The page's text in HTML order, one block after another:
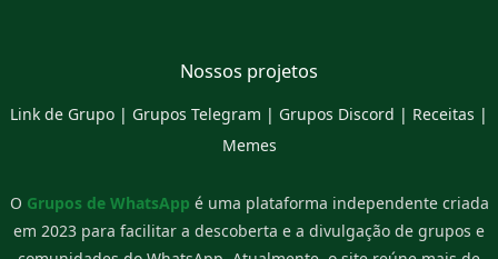
Nossos projetos
Link de Grupo | Grupos Telegram | Grupos Discord | Receitas |
Memes
O Grupos de WhatsApp é uma plataforma independente criada
em 2023 para facilitar a descoberta e a divulgação de grupos e